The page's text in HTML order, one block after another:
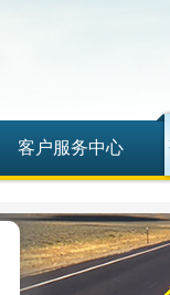
客户服务中心